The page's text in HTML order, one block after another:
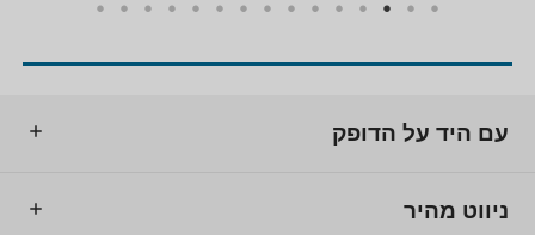
עם היד על הדופק
ניווט מהיר